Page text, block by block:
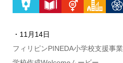
・11月14日
フィリピンPINEDA小学校支援事